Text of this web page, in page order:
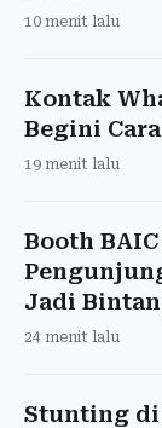
10 menit lalu
Kontak
Begini
19 menit lalu
Booth
Jadi
24 menit lalu
Stunting di